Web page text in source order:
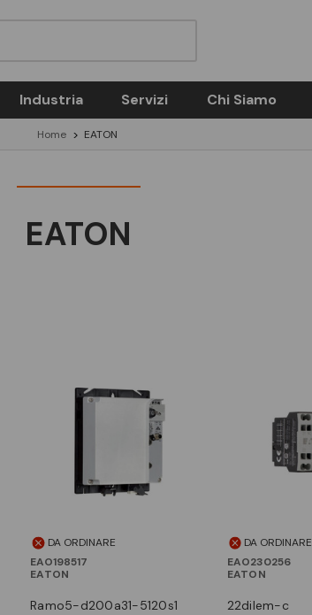
Industria Servizi Chi Siamo
Home EATON
EATON
DA ORDINARE
EAO198517
EATON
ramo5-d200a31-5120s1
DA ORDINARE
EAO230256
EATON
22dilem-c